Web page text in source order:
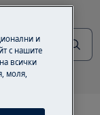
и
с нашите
всички
моля,